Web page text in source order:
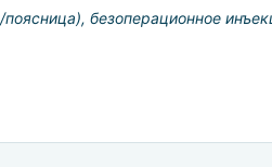
безоперационное